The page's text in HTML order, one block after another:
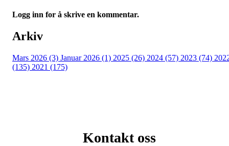
Logg inn for å skrive en kommentar.
Arkiv
Mars 2026 (3) Januar 2026 (1) 2025 (26) 2024 (57) 2023 (74)
(135) 2021 (175)
Kontakt oss